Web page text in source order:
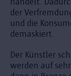
der
und die
demaskiert.
Der Künstler
werden auf